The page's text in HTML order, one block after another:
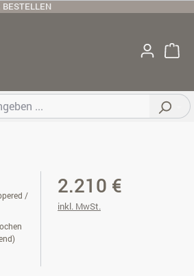
/
2.210 €
inkl. MwSt.